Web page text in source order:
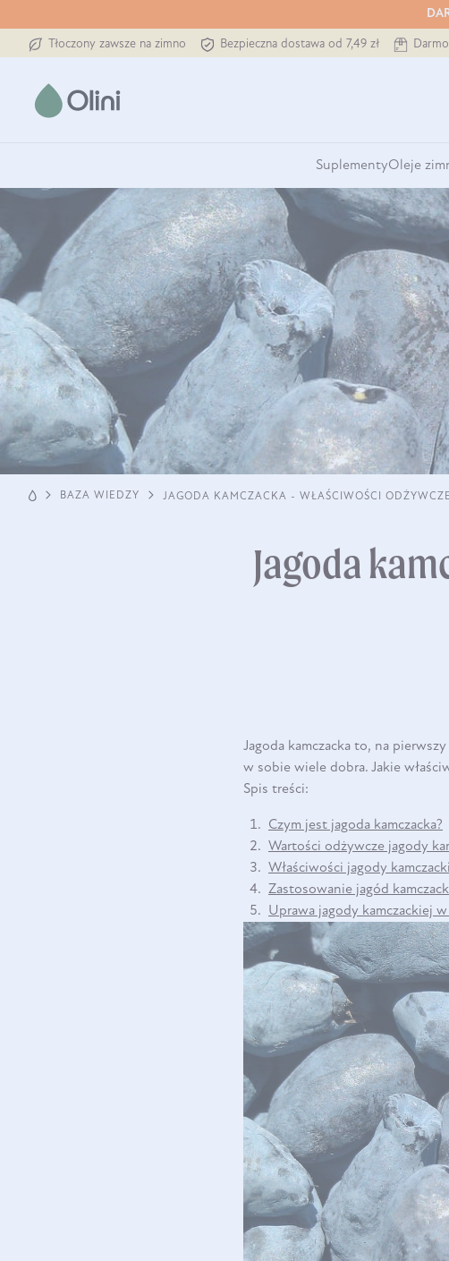
Tłoczony zawsze na zimno Bezpieczna dostawa od 7,49 zł
SuplementyOleje
BAZA WIEDZY JAGODA KAMCZACKA - WŁAŚCIWOŚCI
Jagoda
Jagoda kamczacka to, na
w sobie wiele dobra. Jakie
Spis treści:
Czym jest jagoda kamczacka?
Wartości odżywcze jagody
Właściwości jagody
Zastosowanie jagód
Uprawa jagody kamczackiej